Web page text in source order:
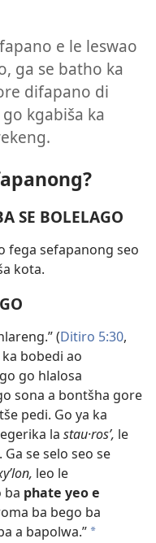
e le leswao
ga se batho ka
difapano di
kgabiša ka
SE BOLELAGO
fega sefapanong seo
kota.
(Ditiro 5:30,
bobedi ao
go hlalosa
sona a bontšha gore
pedi. Go ya ka
la stau·rosʹ, le
se selo seo se
leo le
ba phate yeo e
ba bego ba
a bapolwa.” a